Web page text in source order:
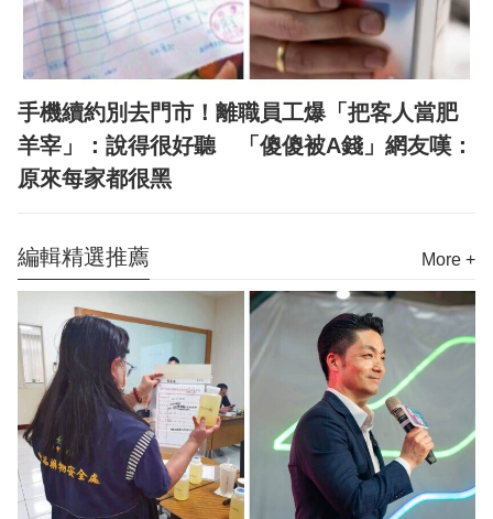
手機續約別去門市！離職員工爆「把客人當肥
羊宰」：說得很好聽 「傻傻被A錢」網友嘆：
原來每家都很黑
編輯精選推薦 More +